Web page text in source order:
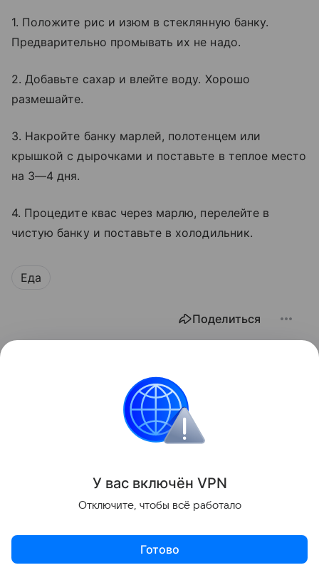
1. Положите рис и изюм в стеклянную банку.
Предварительно промывать их не надо.
2. Добавьте сахар и влейте воду. Хорошо
размешайте.
3. Накройте банку марлей, полотенцем или
крышкой с дырочками и поставьте в теплое место
на 3—4 дня.
4. Процедите квас через марлю, перелейте в
чистую банку и поставьте в холодильник.
Еда
Поделиться
У вас включён VPN
Отключите, чтобы всё работало
Готово